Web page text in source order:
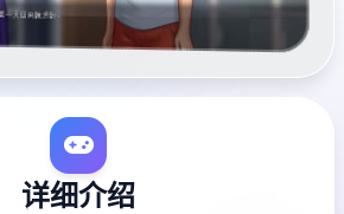
详细介绍